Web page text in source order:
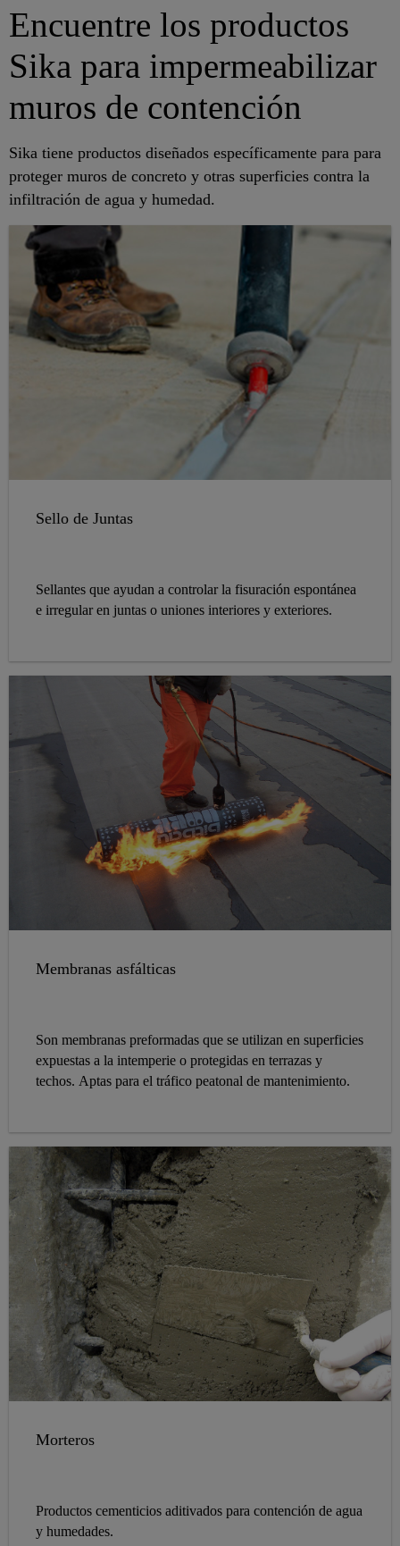
Encuentre los productos
Sika para impermeabilizar
muros de contención
Sika tiene productos diseñados específicamente para para
proteger muros de concreto y otras superficies contra la
infiltración de agua y humedad.
Sello de Juntas
Sellantes que ayudan a controlar la fisuración espontánea
e irregular en juntas o uniones interiores y exteriores.
Membranas asfálticas
Son membranas preformadas que se utilizan en superficies
expuestas a la intemperie o protegidas en terrazas y
techos. Aptas para el tráfico peatonal de mantenimiento.
Morteros
Productos cementicios aditivados para contención de agua
y humedades.